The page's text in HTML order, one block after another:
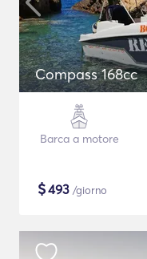
Compass 168cc
Barca a motore
$493 /giorno